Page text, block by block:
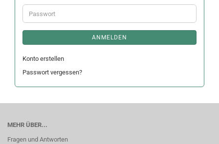
Adresse
Passwort
ANMELDEN
Konto erstellen
Passwort vergessen?
MEHR ÜBER...
Fragen und Antworten